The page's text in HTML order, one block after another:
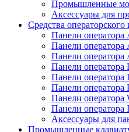
Промышленные
Аксессуары для
Средства
Панели оператора
Панели оператора
Панели оператора
Панели оператора
Панели оператора
Панели оператора
Панели оператора
Панели оператора
Аксессуары для
Промышленные